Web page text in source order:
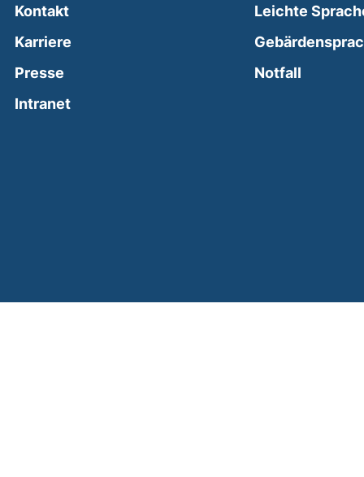
Kontakt
Karriere
Presse
Intranet(external link, opens in a new window)
Leichte
Notfall